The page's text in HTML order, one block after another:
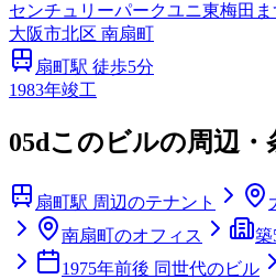
センチュリーパークユニ東梅田
大阪市北区 南扇町
扇町駅 徒歩5分
1983年竣工
05dこのビルの周辺・
扇町駅 周辺のテナント
南扇町のオフィス
築
1975年前後 同世代のビル